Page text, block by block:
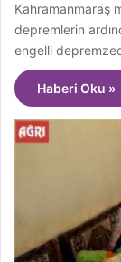
Kahramanmaraş
depremlerin
engelli
Haberi Oku »